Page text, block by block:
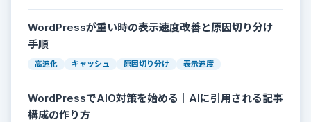
WordPressが重い時の表示速度改善と原因切り分け
手順
高速化 キャッシュ 原因切り分け 表示速度
WordPressでAIO対策を始める｜AIに引用される記事
構成の作り方